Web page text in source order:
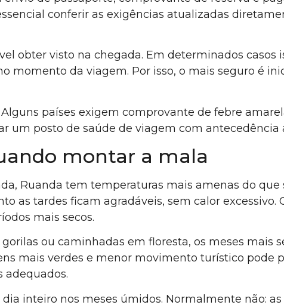
conferir as exigências atualizadas
obter visto na chegada. Em determinados casos
momento da viagem. Por isso, o mais seguro é
países exigem comprovante de febre
um posto de saúde de viagem com
montar a mala
Ruanda tem temperaturas mais amenas do
as tardes ficam agradáveis, sem calor
mais secos.
ou caminhadas em floresta, os meses mais
mais verdes e menor movimento turístico pode
adequados.
inteiro nos meses úmidos. Normalmente não: